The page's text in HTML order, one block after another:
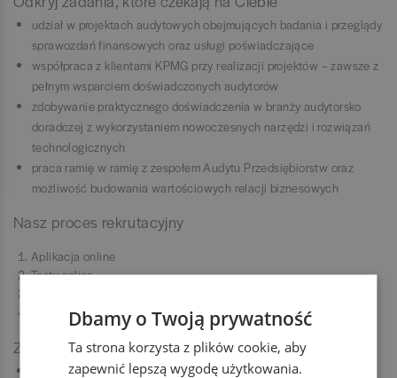
udział w projektach audytowych obejmujących badania i przeglądy
sprawozdań finansowych oraz usługi poświadczające
współpraca z klientami KPMG przy realizacji projektów – zawsze z
pełnym wsparciem doświadczonych audytorów
zdobywanie praktycznego doświadczenia w branży audytorsko
doradczej z wykorzystaniem nowoczesnych narzędzi i rozwiązań
technologicznych
praca ramię w ramię z zespołem Audytu Przedsiębiorstw oraz
możliwość budowania wartościowych relacji biznesowych
Nasz proces rekrutacyjny
Aplikacja online
Testy online
Witamy na pokładzie!
Zobacz, co mamy dla Ciebie
płatne praktyki (umowa zlecenie)
Dbamy o Twoją prywatność
Ta strona korzysta z plików cookie, aby
zapewnić lepszą wygodę użytkowania.